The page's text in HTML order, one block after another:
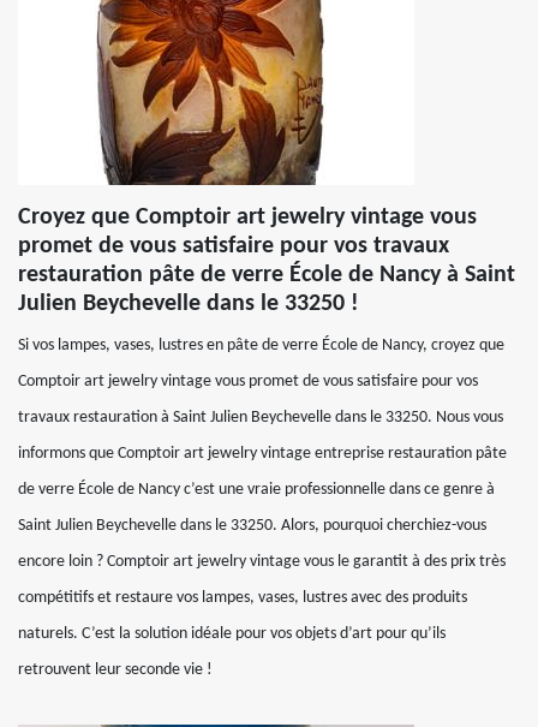
Croyez que Comptoir art jewelry vintage vous
promet de vous satisfaire pour vos travaux
restauration pâte de verre École de Nancy à Saint
Julien Beychevelle dans le 33250 !
Si vos lampes, vases, lustres en pâte de verre École de Nancy, croyez que
Comptoir art jewelry vintage vous promet de vous satisfaire pour vos
travaux restauration à Saint Julien Beychevelle dans le 33250. Nous vous
informons que Comptoir art jewelry vintage entreprise restauration pâte
de verre École de Nancy c’est une vraie professionnelle dans ce genre à
Saint Julien Beychevelle dans le 33250. Alors, pourquoi cherchiez-vous
encore loin ? Comptoir art jewelry vintage vous le garantit à des prix très
compétitifs et restaure vos lampes, vases, lustres avec des produits
naturels. C’est la solution idéale pour vos objets d’art pour qu’ils
retrouvent leur seconde vie !